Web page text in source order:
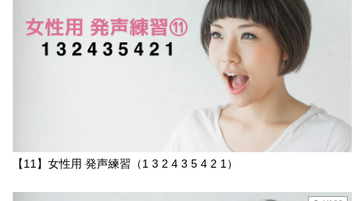
【11】女性用 発声練習（1 3 2 4 3 5 4 2 1）